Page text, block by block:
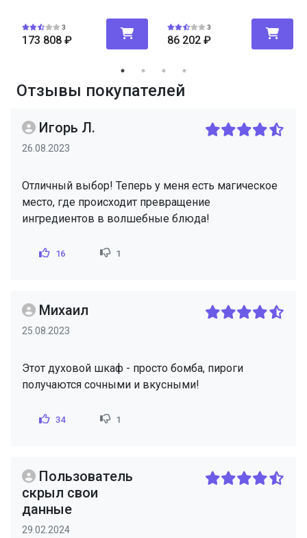
3
173 808 ₽
3
86 202 ₽
Отзывы покупателей
Игорь Л.
26.08.2023
Отличный выбор! Теперь у меня есть магическое
место, где происходит превращение
ингредиентов в волшебные блюда!
16 1
Михаил
25.08.2023
Этот духовой шкаф - просто бомба, пироги
получаются сочными и вкусными!
34 1
Пользователь
скрыл свои
данные
29.02.2024